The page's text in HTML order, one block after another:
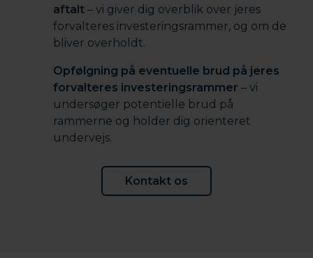
aftalt – vi giver dig overblik over jeres
forvalteres investeringsrammer, og om de
bliver overholdt.
Opfølgning på eventuelle brud på jeres
forvalteres investeringsrammer – vi
undersøger potentielle brud på
rammerne og holder dig orienteret
undervejs.
Kontakt os